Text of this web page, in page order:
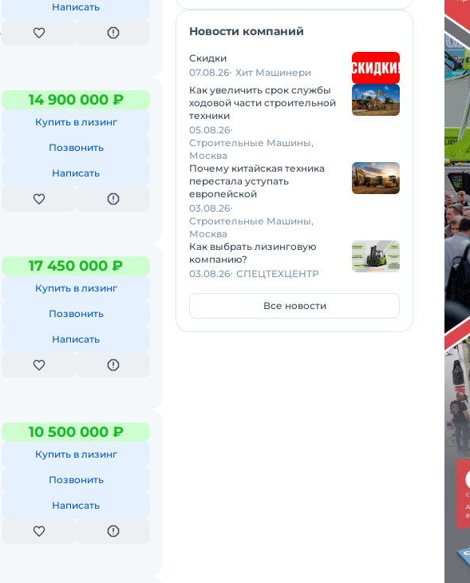
Написать
14 900 000 ₽
Купить в лизинг
Позвонить
Написать
17 450 000 ₽
Купить в лизинг
Позвонить
Написать
10 500 000 ₽
Купить в лизинг
Позвонить
Написать
Новости компаний
Скидки
07.08.26 Хит Машинери
Как увеличить срок службы
ходовой части строительной
техники
05.08.26
Строительные Машины,
Москва
Почему китайская техника
перестала уступать
европейской
03.08.26
Строительные Машины,
Москва
Как выбрать лизинговую
компанию?
03.08.26 СПЕЦТЕХЦЕНТР
Все новости